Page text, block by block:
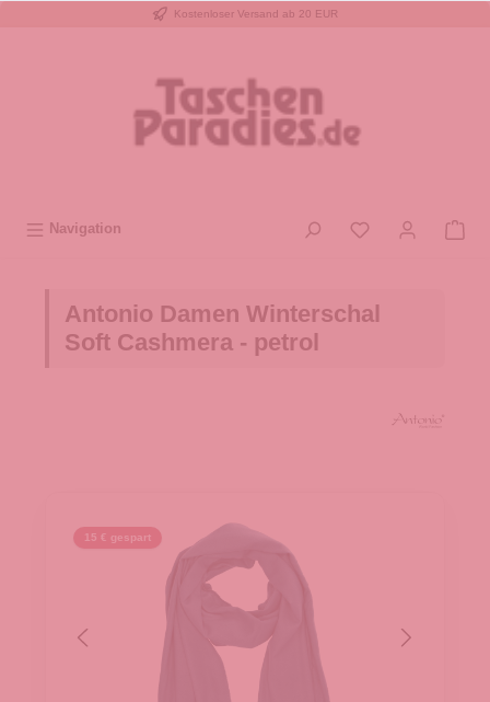
Kostenloser Versand ab 20 EUR
Navigation
Antonio Damen Winterschal
Soft Cashmera - petrol
15 € gespart